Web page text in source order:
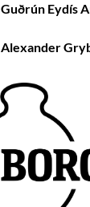
Guðrún Eydís
Alexander